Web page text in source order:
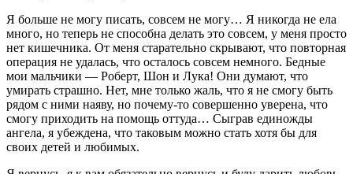
Я больше не могу писать, совсем не могу… Я никогда не ела
много, но теперь не способна делать это совсем, у меня просто
нет кишечника. От меня старательно скрывают, что повторная
операция не удалась, что осталось совсем немного. Бедные
мои мальчики — Роберт, Шон и Лука! Они думают, что
умирать страшно. Нет, мне только жаль, что я не смогу быть
рядом с ними наяву, но почему-то совершенно уверена, что
смогу приходить на помощь оттуда… Сыграв единожды
ангела, я убеждена, что таковым можно стать хотя бы для
своих детей и любимых.